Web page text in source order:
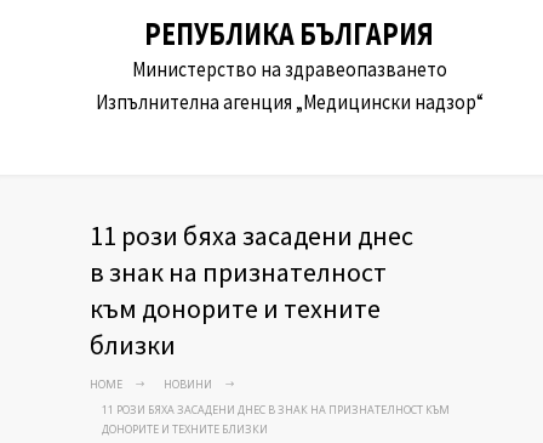
РЕПУБЛИКА БЪЛГАРИЯ
Министерство на здравеопазването
Изпълнителна агенция „Медицински надзор“
11 рози бяха засадени днес
в знак на признателност
към донорите и техните
близки
HOME
НОВИНИ
11 РОЗИ БЯХА ЗАСАДЕНИ ДНЕС В ЗНАК НА ПРИЗНАТЕЛНОСТ КЪМ
ДОНОРИТЕ И ТЕХНИТЕ БЛИЗКИ